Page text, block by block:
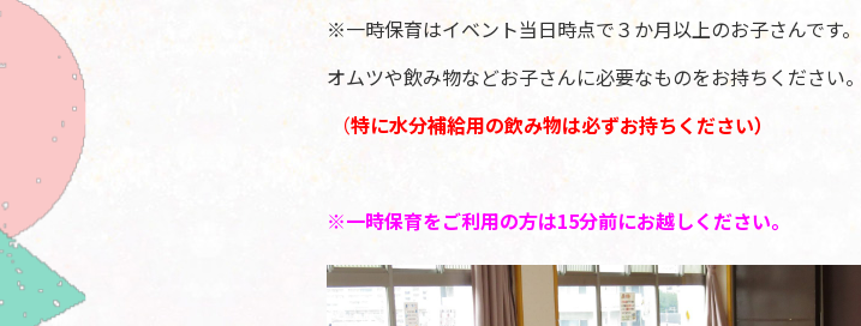
※一時保育はイベント当日時点で３か月以上のお子さんです。
オムツや飲み物などお子さんに必要なものをお持ちください。
（特に水分補給用の飲み物は必ずお持ちください）
※一時保育をご利用の方は15分前にお越しください。